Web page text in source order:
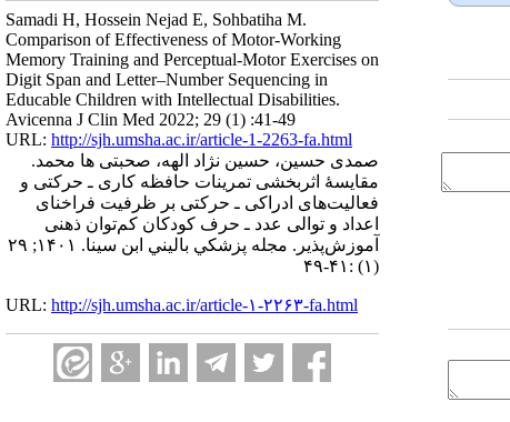
Samadi H, Hossein Nejad E, Sohbatiha M.
Comparison of Effectiveness of Motor-Working
Memory Training and Perceptual-Motor Exercises on
Digit Span and Letter–Number Sequencing in
Educable Children with Intellectual Disabilities.
Avicenna J Clin Med 2022; 29 (1) :41-49
URL: http://sjh.umsha.ac.ir/article-1-2263-fa.html
صمدی حسین، حسین نژاد الهه، صحبتی ها محمد.
مقایسۀ اثربخشی تمرینات حافظه کاری ـ حرکتی و
فعالیت‌های ادراکی ـ حرکتی بر ظرفیت فراخنای
اعداد و توالی عدد ـ حرف کودکان کم‌توان ذهنی
آموزش‌پذیر. مجله پزشكي باليني ابن سينا. ۱۴۰۱; ۲۹
(۱) :۴۱-۴۹
URL: http://sjh.umsha.ac.ir/article-۱-۲۲۶۳-fa.html